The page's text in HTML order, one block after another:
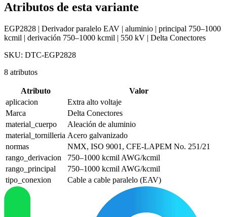
Atributos de esta variante
EGP2828 | Derivador paralelo EAV | aluminio | principal 750–1000
kcmil | derivación 750–1000 kcmil | 550 kV | Delta Conectores
SKU: DTC-EGP2828
8 atributos
Atributo
Valor
aplicacion
Extra alto voltaje
Marca
Delta Conectores
material_cuerpo
Aleación de aluminio
material_tornilleria Acero galvanizado
normas
NMX, ISO 9001, CFE-LAPEM No. 251/21
rango_derivacion
750–1000 kcmil AWG/kcmil
rango_principal
750–1000 kcmil AWG/kcmil
tipo_conexion
Cable a cable paralelo (EAV)